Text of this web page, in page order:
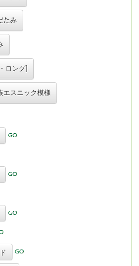
たみ
ロング]
エスニック模様